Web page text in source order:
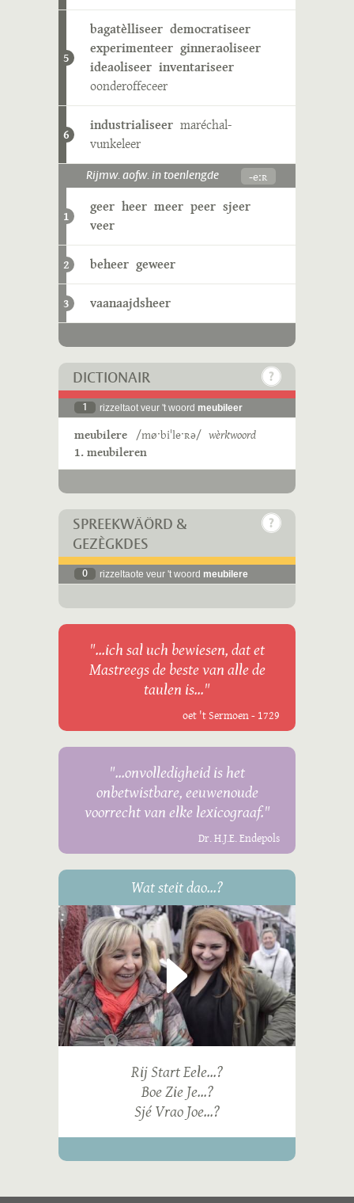
5
bagatèlliseer democratiseer
experimenteer ginneraoliseer
ideaoliseer inventariseer
oonderoffeceer
6
industrialiseer maréchal-
vunkeleer
Rijmw. aofw. in toenlengde -eːʀ
1
geer heer meer peer sjeer
veer
2 beheer geweer
3 vaanaajdsheer
DICTIONAIR
1 rizzeltaot veur 't woord meubileer
meubilere /møˑbiˈleˑʀə/ wèrkwoord
1. meubileren
SPREEKWÄÖRD &
GEZÈGKDES
0 rizzeltaote veur 't woord meubilere
"...ich sal uch bewiesen, dat et
Mastreegs de beste van alle de
taulen is..."
oet 't Sermoen - 1729
"...onvolledigheid is het
onbetwistbare, eeuwenoude
voorrecht van elke lexicograaf."
Dr. H.J.E. Endepols
Wat steit dao...?
Rij Start Eele...?
Boe Zie Je...?
Sjé Vrao Joe...?